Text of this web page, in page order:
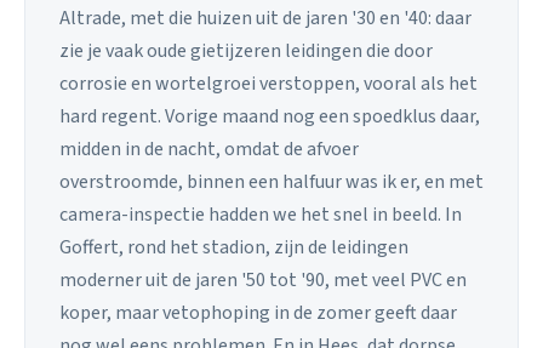
Altrade, met die huizen uit de jaren '30 en '40: daar
zie je vaak oude gietijzeren leidingen die door
corrosie en wortelgroei verstoppen, vooral als het
hard regent. Vorige maand nog een spoedklus daar,
midden in de nacht, omdat de afvoer
overstroomde, binnen een halfuur was ik er, en met
camera-inspectie hadden we het snel in beeld. In
Goffert, rond het stadion, zijn de leidingen
moderner uit de jaren '50 tot '90, met veel PVC en
koper, maar vetophoping in de zomer geeft daar